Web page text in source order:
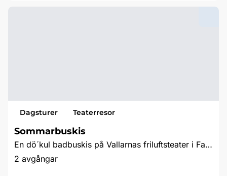
Dagsturer Teaterresor
Sommarbuskis
En dö´kul badbuskis på Vallarnas friluftsteater i Falkenberg
2 avgångar